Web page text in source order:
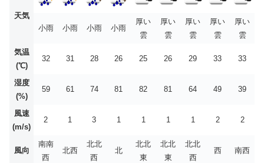
天気
小雨
小雨 小雨 小雨
厚い
雲
厚い
雲
厚い
雲
厚い
雲
厚い
雲
気温
(℃)
32 31 28 26 25 26 29 33 33
湿度
(%)
59 61 74 81 82 81 64 49 39
風速
(m/s)
2 1 3 1 1 1 1 2 2
風向
南南
西
北西
北北
西
北
北北
東
北北
東
北北
西
西 南西